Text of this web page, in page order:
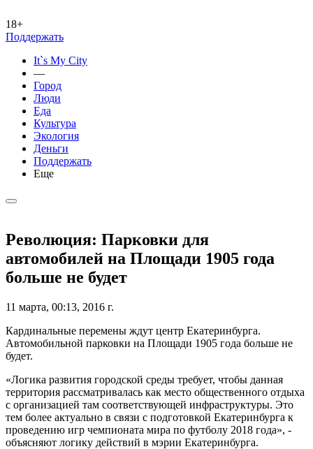
18+
Поддержать
It`s My City
—
Город
Люди
Еда
Культура
Экология
Деньги
Поддержать
Еще
Революция: Парковки для
автомобилей на Площади 1905 года
больше не будет
11 марта, 00:13, 2016 г.
Кардинальные перемены ждут центр Екатеринбурга.
Автомобильной парковки на Площади 1905 года больше не
будет.
«Логика развития городской среды требует, чтобы данная
территория рассматривалась как место общественного отдыха
с организацией там соответствующей инфраструктуры. Это
тем более актуально в связи с подготовкой Екатеринбурга к
проведению игр чемпионата мира по футболу 2018 года», -
объясняют логику действий в мэрии Екатеринбурга.